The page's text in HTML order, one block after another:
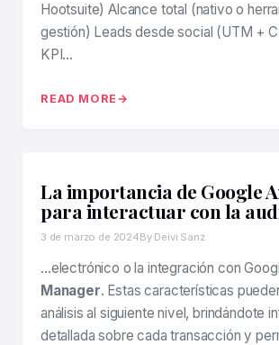
Hootsuite) Alcance total (nativo o
gestión) Leads desde social (UTM +
KPI…
READ MORE
La importancia de Google
para interactuar con la
3 de marzo de 2024By Deivi Sanz
…electrónico o la integración con
Manager. Estas características
análisis al siguiente nivel, brindándote
detallada sobre cada transacción y